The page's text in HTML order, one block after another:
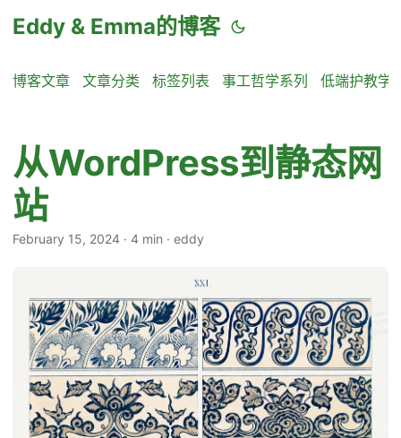
Eddy & Emma的博客
博客文章 文章分类 标签列表 事工哲学系列 低端护教学
从WordPress到静态网
站
February 15, 2024 · 4 min · eddy